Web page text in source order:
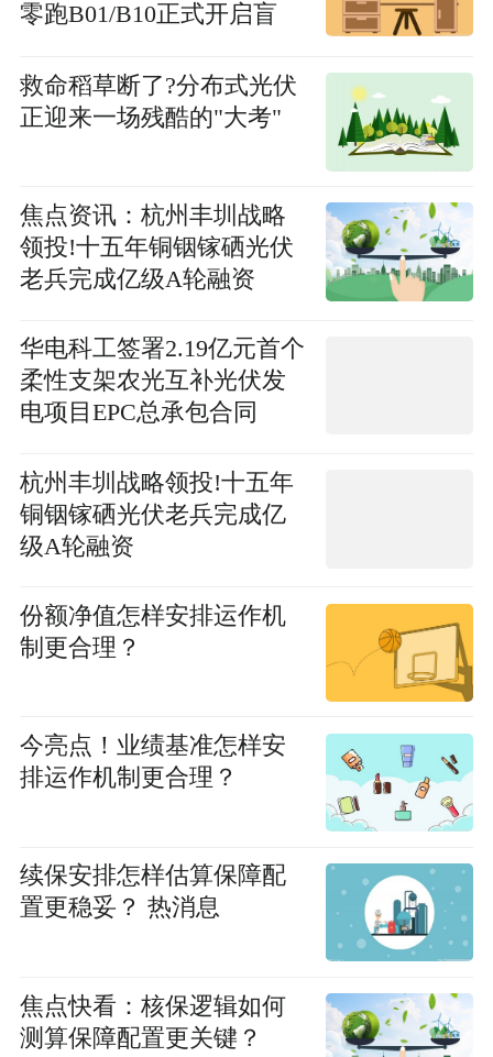
零跑B01/B10正式开启盲
救命稻草断了?分布式光伏
正迎来一场残酷的"大考"
焦点资讯：杭州丰圳战略
领投!十五年铜铟镓硒光伏
老兵完成亿级A轮融资
华电科工签署2.19亿元首个
柔性支架农光互补光伏发
电项目EPC总承包合同
杭州丰圳战略领投!十五年
铜铟镓硒光伏老兵完成亿
级A轮融资
份额净值怎样安排运作机
制更合理？
今亮点！业绩基准怎样安
排运作机制更合理？
续保安排怎样估算保障配
置更稳妥？ 热消息
焦点快看：核保逻辑如何
测算保障配置更关键？